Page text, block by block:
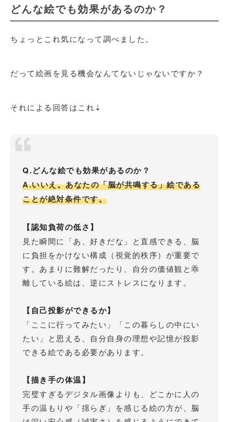
どんな絵でも効果があるのか？
ちょっとこれ気になって調べました。
だって絵画を見る機会なんてないじゃないですか？
それによる回答はこれ⇣
Q.どんな絵でも効果があるのか？
A.いいえ。あなたの「脳が共鳴する」絵である
ことが絶対条件です。
【認知負荷の低さ】
見た瞬間に「あ、好きだな」と直感できる、脳
に負担をかけない構成（視覚的秩序）が重要で
す。あまりに難解だったり、自分の価値観と乖
離している絵は、逆にストレスになります。
【自己投影ができるか】
「ここに行ってみたい」「この暮らしの中にい
たい」と思える、自分自身の理想や記憶が投影
できる絵である必要があります。
【描き手の体温】
完璧すぎるデジタル画像よりも、どこかに人の
手の温もりや「揺らぎ」を感じる絵の方が、脳